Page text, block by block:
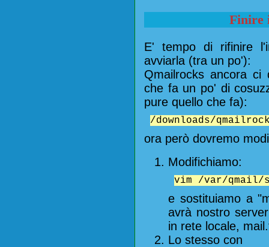
Finire
E' tempo di rifinire
avviarla (tra un po'):
Qmailrocks ancora ci
che fa un po' di
pure quello che fa):
/downloads/
ora però dovremo
Modifichiamo:
vim /var/qmail/
e sostituiamo a
avrà nostro
in rete locale,
Lo stesso con